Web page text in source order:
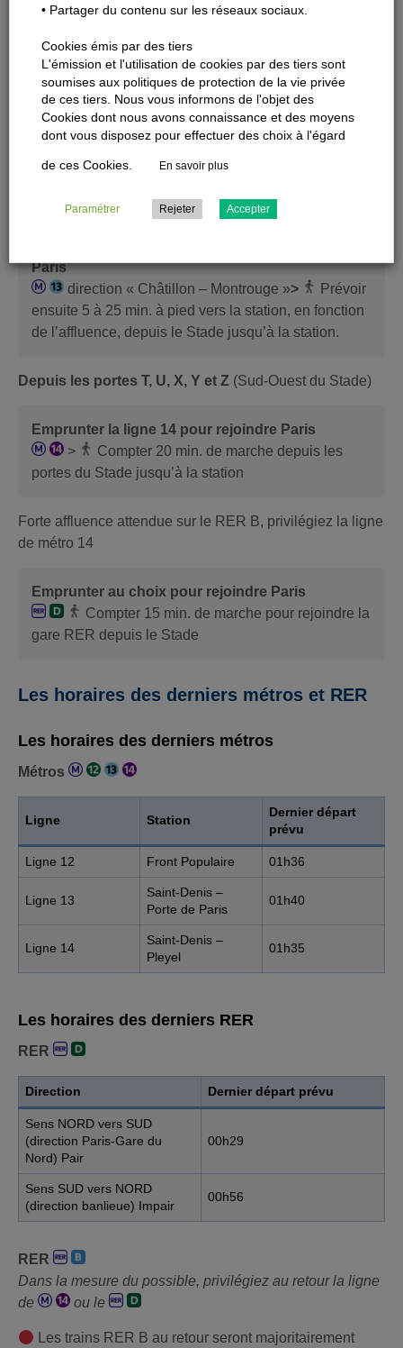
Forte affluence attendue sur le RER B, privilégiez la ligne
Emprunter au choix pour rejoindre Paris
Compter 10 min. de marche pour rejoindre la
gare RER depuis le Stade
Depuis les portes J, K, L, N, R, S, T et U
Paris
direction « Châtillon – Montrouge »>
Prévoir
ensuite 5 à 25 min. à pied vers la station, en fonction
de l’affluence, depuis le Stade jusqu’à la station.
Depuis les portes T, U, X, Y et Z (Sud-Ouest du Stade)
Emprunter la ligne 14 pour rejoindre Paris
>
Compter 20 min. de marche depuis les
portes du Stade jusqu’à la station
Forte affluence attendue sur le RER B, privilégiez la ligne
de métro 14
Emprunter au choix pour rejoindre Paris
Compter 15 min. de marche pour rejoindre la
gare RER depuis le Stade
Les horaires des derniers métros et RER
Les horaires des derniers métros
Métros
Ligne Station
Dernier départ
prévu
Ligne 12 Front Populaire 01h36
Ligne 13
Saint-Denis –
Porte de Paris
01h40
Ligne 14
Saint-Denis –
Pleyel
01h35
Les horaires des derniers RER
RER
Direction Dernier départ prévu
Sens NORD vers SUD
(direction Paris-Gare du
Nord) Pair
00h29
Sens SUD vers NORD
(direction banlieue) Impair
00h56
RER
Dans la mesure du possible, privilégiez au retour la ligne
de
ou le
Les trains RER B au retour seront majoritairement
• Partager du contenu sur les réseaux sociaux.
Cookies émis par des tiers
L'émission et l'utilisation de cookies par des tiers sont
soumises aux politiques de protection de la vie privée
de ces tiers. Nous vous informons de l'objet des
Cookies dont nous avons connaissance et des moyens
dont vous disposez pour effectuer des choix à l'égard
de ces Cookies. En savoir plus
Paramétrer Rejeter Accepter